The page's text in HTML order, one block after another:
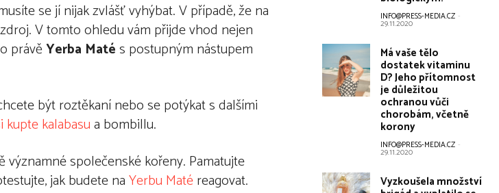
se jí nijak zvlášť vyhýbat. V případě, že na
V tomto ohledu vám přijde vhod nejen
právěYerba Matés postupným nástupem
být roztěkaní nebo se potýkat s dalšími
kupte kalabasua bombillu.
významné společenské kořeny. Pamatujte
jak budete naYerbu Matéreagovat.
INFO@PRESS-MEDIA.CZ -
29.11.2020
Má vaše tělo
dostatek vitaminu
D? Jeho přítomnost
je důležitou
ochranou vůči
chorobám, včetně
korony
INFO@PRESS-MEDIA.CZ -
29.11.2020
Vyzkoušela množství